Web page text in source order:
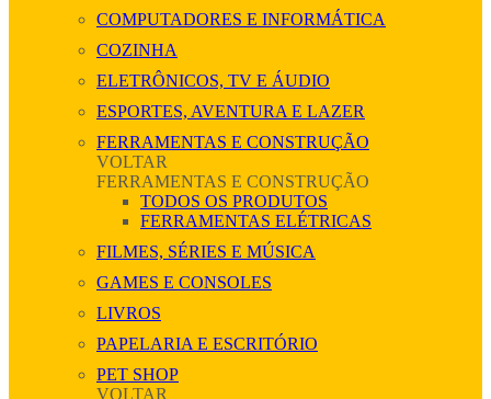
COMPUTADORES E INFORMÁTICA
COZINHA
ELETRÔNICOS, TV E ÁUDIO
ESPORTES, AVENTURA E LAZER
FERRAMENTAS E CONSTRUÇÃO
VOLTAR
FERRAMENTAS E CONSTRUÇÃO
TODOS OS PRODUTOS
FERRAMENTAS ELÉTRICAS
FILMES, SÉRIES E MÚSICA
GAMES E CONSOLES
LIVROS
PAPELARIA E ESCRITÓRIO
PET SHOP
VOLTAR